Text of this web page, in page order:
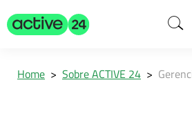
Home > Sobre ACTIVE 24 >